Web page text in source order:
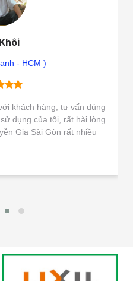
- HCM )
khách hàng, tư vấn đúng
dụng của tôi, rất hài lòng
Gia Sài Gòn rất nhiều